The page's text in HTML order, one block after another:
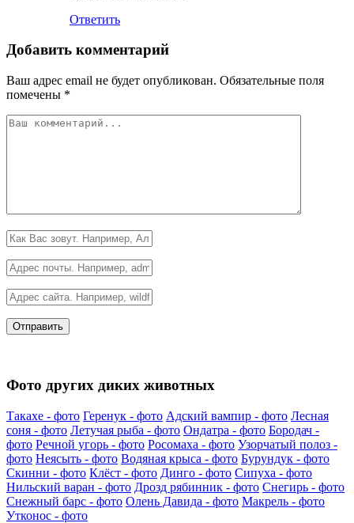
Ответить
Добавить комментарий
Ваш адрес email не будет опубликован. Обязательные поля
помечены *
Фото других диких животных
Такахе - фото Геренук - фото Адский вампир - фото Лесная
соня - фото Летучая рыба - фото Ондатра - фото Бородач -
фото Речной угорь - фото Росомаха - фото Узорчатый полоз -
фото Неясыть - фото Водяная крыса - фото Бурундук - фото
Скинни - фото Клёст - фото Динго - фото Сипуха - фото
Нильский варан - фото Дрозд рябинник - фото Снегирь - фото
Снежный барс - фото Олень Давида - фото Макрель - фото
Утконос - фото